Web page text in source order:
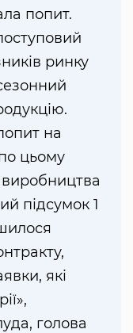
попит.
ринку
на
цьому
підсумок 1
які
голова